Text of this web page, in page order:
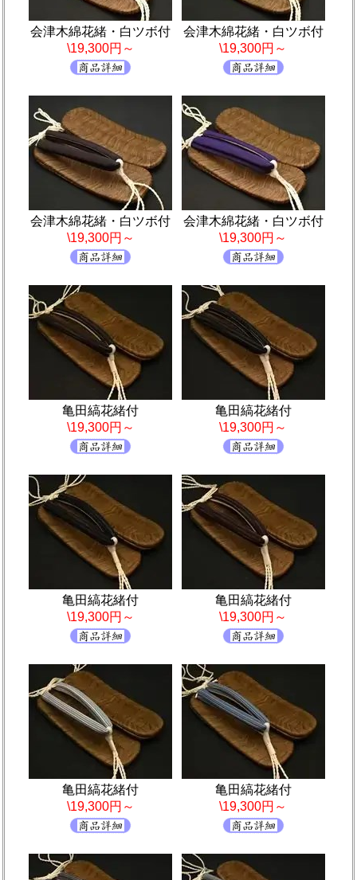
会津木綿花緒・白ツボ付
\19,300円～
会津木綿花緒・白ツボ付
\19,300円～
会津木綿花緒・白ツボ付
\19,300円～
会津木綿花緒・白ツボ付
\19,300円～
亀田縞花緒付
\19,300円～
亀田縞花緒付
\19,300円～
亀田縞花緒付
\19,300円～
亀田縞花緒付
\19,300円～
亀田縞花緒付
\19,300円～
亀田縞花緒付
\19,300円～